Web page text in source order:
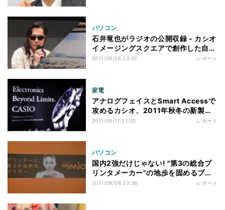
パソコン
石井竜也がラジオの公開収録 - カシオ
イメージングスクエアで創作した自身
の作品を多数展示
2011/09/28 23:07 レポート
家電
アナログフェイスとSmart Accessで
攻めるカシオ、2011年秋冬の新製品
ウオッチ発表会
2011/09/11 21:00 レポート
パソコン
国内2強だけじゃない! "第3の総合プ
リンタメーカー"の地歩を固めるブラ
ザー
2011/09/06 23:36 レポート